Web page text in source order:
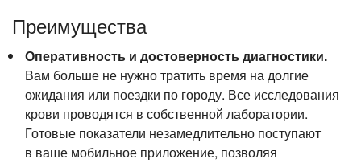
Преимущества
Оперативность и достоверность диагностики.
Вам больше не нужно тратить время на долгие
ожидания или поездки по городу. Все исследования
крови проводятся в собственной лаборатории.
Готовые показатели незамедлительно поступают
в ваше мобильное приложение, позволяя